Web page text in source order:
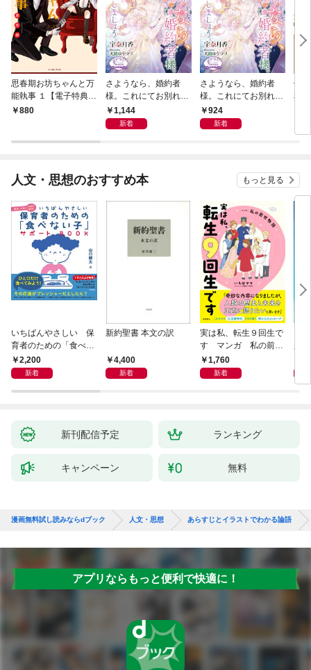
思春期お坊ちゃんと万
能執事 １【電子特典付
き】880
さようなら、婚約者
様。これにてお別れい
たしましょう【電子書
籍特装版】
1,144
新着
さようなら、婚約者
様。これにてお別れい
たしましょう
924
新着
佐
和
人文・思想のおすすめ本 もっと見る
いちばんやさしい 保
育者のための「食べな
い子」サポートＢＯＯ
Ｋ 偏食・少食のお悩
2,200
新着
新約聖書 本文の訳
4,400
新着
実は私、転生９回生で
す マンガ 私の前世
物語1,760
新着
が
新刊配信予定 ランキング
キャンペーン 無料
漫画無料試し読みならdブック 人文・思想 あらすじとイラストでわかる論語
アプリならもっと便利で快適に！